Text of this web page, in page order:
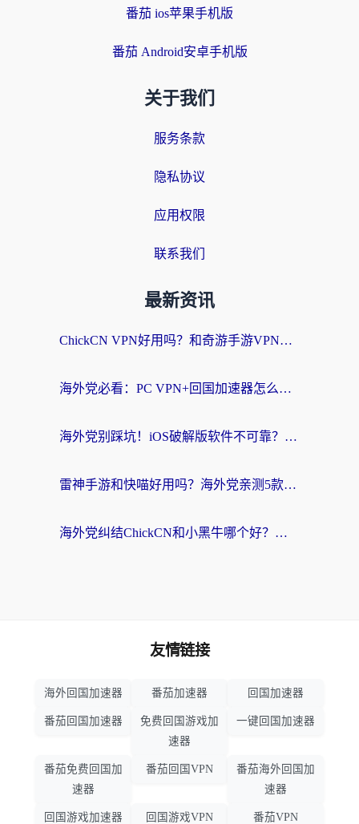
番茄 ios苹果手机版
番茄 Android安卓手机版
关于我们
服务条款
隐私协议
应用权限
联系我们
最新资讯
ChickCN VPN好用吗？和奇游手游VPN对比哪个回国效果更好？海外党亲测实用指南
海外党必看：PC VPN+回国加速器怎么选？无缝访问国内资源全攻略
海外党别踩坑！iOS破解版软件不可靠？教你选对回国加速器无缝看国内资源
雷神手游和快喵好用吗？海外党亲测5款回国加速器，附斧牛Bling对比+微信视频号解决办法
海外党纠结ChickCN和小黑牛哪个好？一篇帮你选对回国加速器的实用指南
友情链接
海外回国加速器 番茄加速器 回国加速器
番茄回国加速器
免费回国游戏加
速器
一键回国加速器
番茄免费回国加
速器
番茄回国VPN
番茄海外回国加
速器
回国游戏加速器 回国游戏VPN 番茄VPN